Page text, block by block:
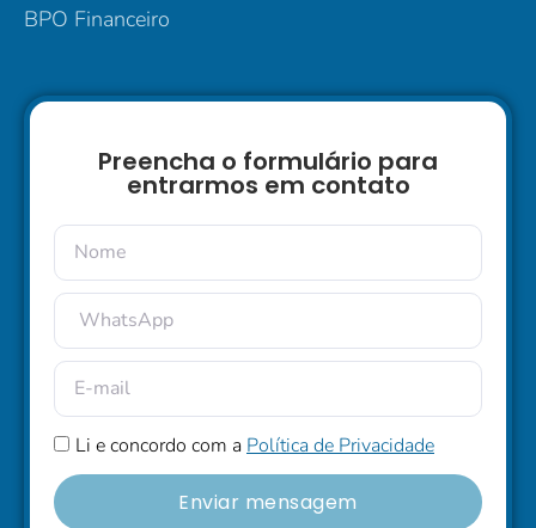
BPO Financeiro
Preencha o formulário para
entrarmos em contato
Li e concordo com a Política de Privacidade
Enviar mensagem